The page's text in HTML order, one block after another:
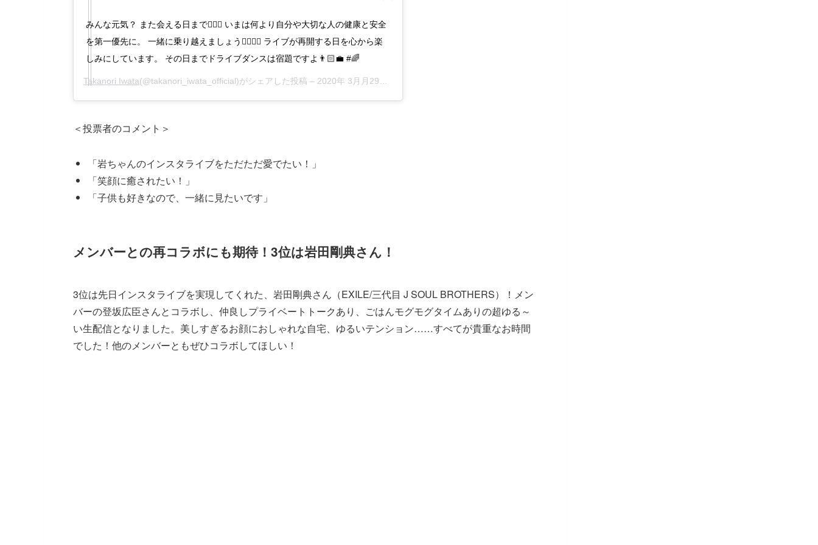
みんな元気？ また会える日まで✌🏻✨ いまは何より自分や大切な人の健康と安全
を第一優先に。 一緒に乗り越えましょう🙋🏻‍♂️✨ ライブが再開する日を心から楽
しみにしています。 その日までドライブダンスは宿題ですよ👨🏻‍💼 #🌈
Takanori Iwata(@takanori_iwata_official)がシェアした投稿 – 2020年 3月月29日午前3時29分PDT
＜投票者のコメント＞
「岩ちゃんのインスタライブをただただ愛でたい！」
「笑顔に癒されたい！」
「子供も好きなので、一緒に見たいです」
メンバーとの再コラボにも期待！3位は岩田剛典さん！
3位は先日インスタライブを実現してくれた、岩田剛典さん（EXILE/三代目 J SOUL BROTHERS）！メン
バーの登坂広臣さんとコラボし、仲良しプライベートトークあり、ごはんモグモグタイムありの超ゆる～
い生配信となりました。美しすぎるお顔におしゃれな自宅、ゆるいテンション……すべてが貴重なお時間
でした！他のメンバーともぜひコラボしてほしい！